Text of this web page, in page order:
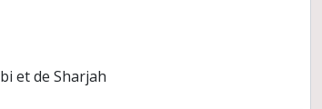
et de Sharjah